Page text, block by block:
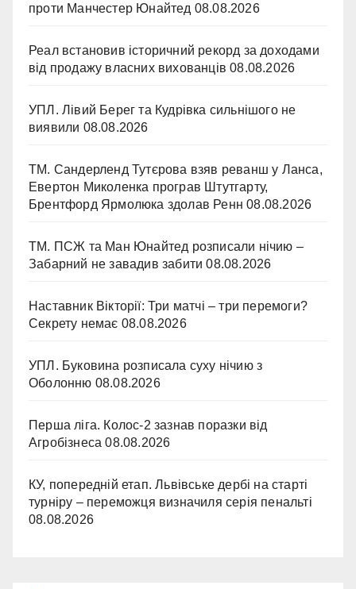
проти Манчестер Юнайтед 08.08.2026
Реал встановив історичний рекорд за доходами
від продажу власних вихованців 08.08.2026
УПЛ. Лівий Берег та Кудрівка сильнішого не
виявили 08.08.2026
ТМ. Сандерленд Тутєрова взяв реванш у Ланса,
Евертон Миколенка програв Штутгарту,
Брентфорд Ярмолюка здолав Ренн 08.08.2026
ТМ. ПСЖ та Ман Юнайтед розписали нічию –
Забарний не завадив забити 08.08.2026
Наставник Вікторії: Три матчі – три перемоги?
Секрету немає 08.08.2026
УПЛ. Буковина розписала суху нічию з
Оболонню 08.08.2026
Перша ліга. Колос-2 зазнав поразки від
Агробізнеса 08.08.2026
КУ, попередній етап. Львівське дербі на старті
турніру – переможця визначиля серія пенальті
08.08.2026